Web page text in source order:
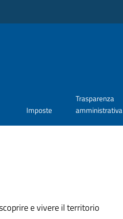
Imposte
Trasparenza
amministrativa
e vivere il territorio